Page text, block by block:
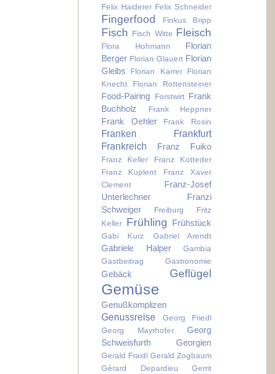
Felix Haiderer Felix Schneider
Fingerfood Finkus Bripp
Fisch Fisch Witte Fleisch
Flora Hohmann
Florian
Berger Florian Glauert Florian
Gleibs
Florian Karrer
Florian
Knecht
Florian Rottensteiner
Food-Pairing Forstwirt Frank
Buchholz
Frank Heppner
Frank Oehler Frank Rosin
Franken
Frankfurt
Frankreich
Franz Fuiko
Franz Keller
Franz Kotteder
Franz Kuplent
Franz Xaver
Clement
Franz-Josef
Unterlechner
Franzi
Schweiger
Freiburg
Fritz
Keller
Frühling Frühstück
Gabi Kurz Gabriel Arendt
Gabriele Halper
Gambia
Gastbeitrag
Gastronomie
Gebäck Geflügel
Gemüse
Genußkomplizen
Genussreise
Georg Friedl
Georg Mayrhofer
Georg
Schweisfurth
Georgien
Gerald Fraidl Gerald Zogbaum
Gérard Depardieu
Gerrit